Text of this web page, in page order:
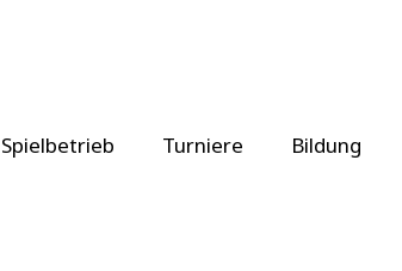
Spielbetrieb Turniere Bildung